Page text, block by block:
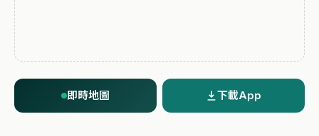
即時地圖 下載App